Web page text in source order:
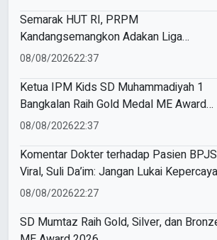
Semarak HUT RI, PRPM
Kandangsemangkon Adakan Liga
Kemerdekaan 2026
08/08/202622:37
Ketua IPM Kids SD Muhammadiyah 1
Bangkalan Raih Gold Medal ME Award
2026
08/08/202622:37
Komentar Dokter terhadap Pasien BPJS
Viral, Suli Da’im: Jangan Lukai
Publik
08/08/202622:27
SD Mumtaz Raih Gold, Silver, dan